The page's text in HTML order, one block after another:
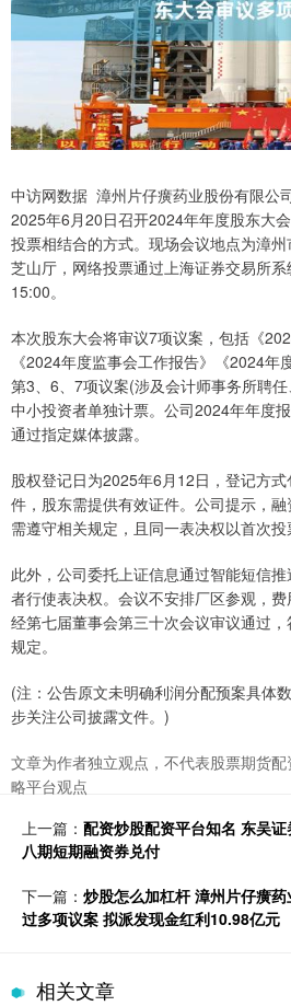
中访网数据 漳州片仔癀药业股份有限公
2025年6月20日召开2024年年度股东大
投票相结合的方式。现场会议地点为漳
芝山厅，网络投票通过上海证券交易所
15:00。
本次股东大会将审议7项议案，包括《
《2024年度监事会工作报告》《2024年
第3、6、7项议案(涉及会计师事务所聘
中小投资者单独计票。公司2024年年度
通过指定媒体披露。
股权登记日为2025年6月12日，登记方
件，股东需提供有效证件。公司提示，
需遵守相关规定，且同一表决权以首次投
此外，公司委托上证信息通过智能短信
者行使表决权。会议不安排厂区参观，
经第七届董事会第三十次会议审议通过
规定。
(注：公告原文未明确利润分配预案具体
步关注公司披露文件。)
文章为作者独立观点，不代表股票期货
略平台观点
上一篇： 配资炒股配资平台知名 东吴
八期短期融资券兑付
下一篇： 炒股怎么加杠杆 漳州片仔癀
过多项议案 拟派发现金红利10.98亿元
相关文章